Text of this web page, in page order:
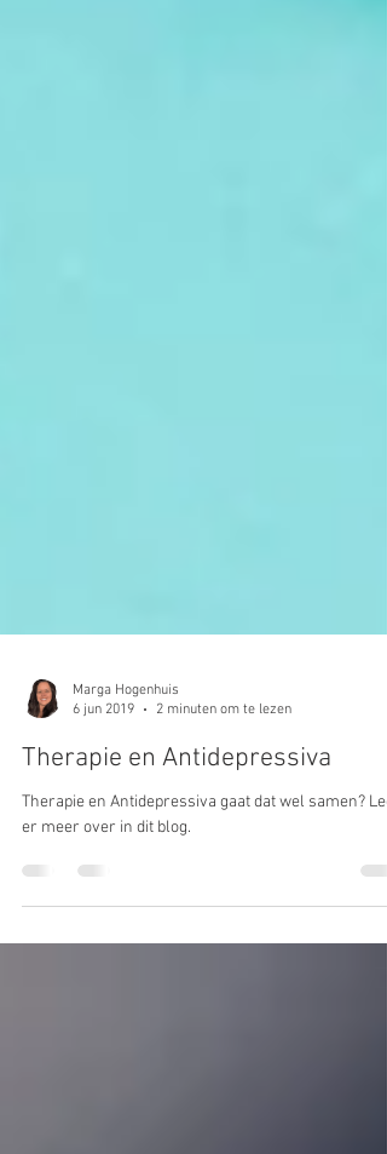
Marga Hogenhuis
6 jun 2019
2 minuten om te lezen
Therapie en Antidepressiva
Therapie en Antidepressiva gaat dat wel samen?